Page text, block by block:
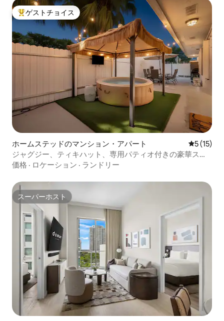
大好評のゲストチョイスです。
ゲストチョイス
ホームステッドのマンション・アパート レビュー
5 (15)
ジャグジー、ティキハット、専用パティオ付きの豪華スイ
ート
価格 · ロケーション · ランドリー
スーパーホスト
スーパーホスト